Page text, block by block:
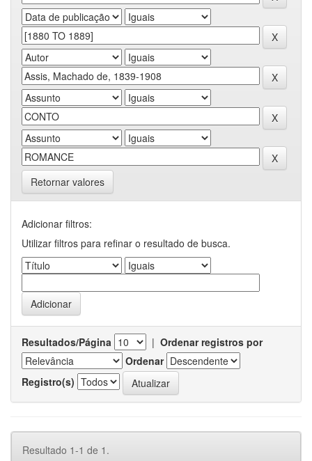
Retornar valores
Adicionar filtros:
Utilizar filtros para refinar o resultado de busca.
Resultados/Página | Ordenar registros por
Ordenar
Registro(s)
Resultado 1-1 de 1.